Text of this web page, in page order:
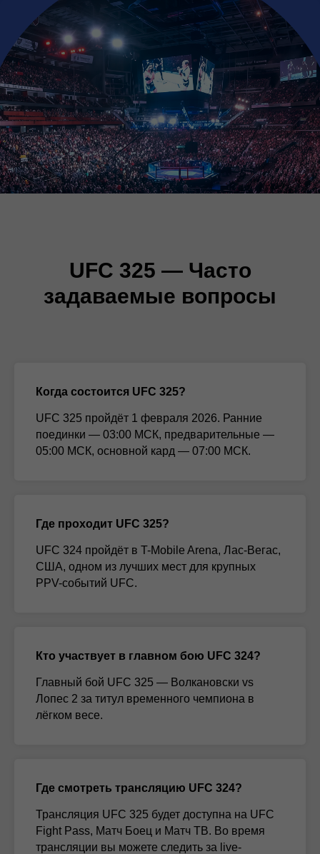
UFC 325 — Часто
задаваемые вопросы
Когда состоится UFC 325?
UFC 325 пройдёт 1 февраля 2026. Ранние
поединки — 03:00 МСК, предварительные —
05:00 МСК, основной кард — 07:00 МСК.
Где проходит UFC 325?
UFC 324 пройдёт в T-Mobile Arena, Лас-Вегас,
США, одном из лучших мест для крупных
PPV-событий UFC.
Кто участвует в главном бою UFC 324?
Главный бой UFC 325 — Волкановски vs
Лопес 2 за титул временного чемпиона в
лёгком весе.
Где смотреть трансляцию UFC 324?
Трансляция UFC 325 будет доступна на UFC
Fight Pass, Матч Боец и Матч ТВ. Во время
трансляции вы можете следить за live-